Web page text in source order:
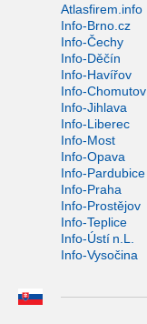
Atlasfirem.info
Info-Brno.cz
Info-Čechy
Info-Děčín
Info-Havířov
Info-Chomutov
Info-Jihlava
Info-Liberec
Info-Most
Info-Opava
Info-Pardubice
Info-Praha
Info-Prostějov
Info-Teplice
Info-Ústí n.L.
Info-Vysočina